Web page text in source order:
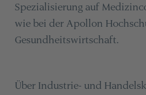
Spezialisierung auf
wie bei der Apollon
Gesundheitswirtschaft.
Über Industrie- und